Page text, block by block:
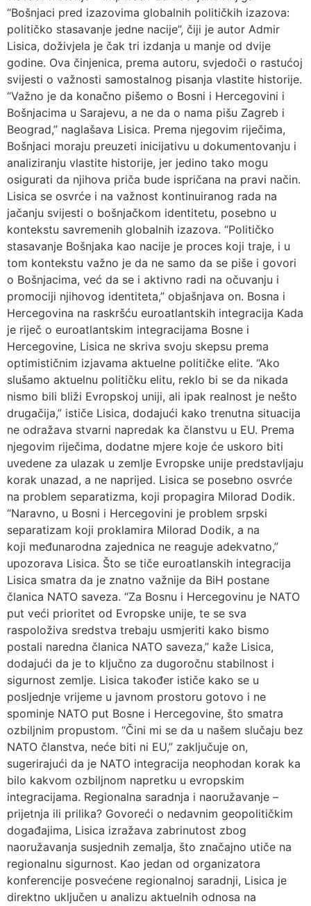
“Bošnjaci pred izazovima globalnih političkih izazova:
političko stasavanje jedne nacije”, čiji je autor Admir
Lisica, doživjela je čak tri izdanja u manje od dvije
godine. Ova činjenica, prema autoru, svjedoči o rastućoj
svijesti o važnosti samostalnog pisanja vlastite historije.
“Važno je da konačno pišemo o Bosni i Hercegovini i
Bošnjacima u Sarajevu, a ne da o nama pišu Zagreb i
Beograd,” naglašava Lisica. Prema njegovim riječima,
Bošnjaci moraju preuzeti inicijativu u dokumentovanju i
analiziranju vlastite historije, jer jedino tako mogu
osigurati da njihova priča bude ispričana na pravi način.
Lisica se osvrće i na važnost kontinuiranog rada na
jačanju svijesti o bošnjačkom identitetu, posebno u
kontekstu savremenih globalnih izazova. “Političko
stasavanje Bošnjaka kao nacije je proces koji traje, i u
tom kontekstu važno je da ne samo da se piše i govori
o Bošnjacima, već da se i aktivno radi na očuvanju i
promociji njihovog identiteta,” objašnjava on. Bosna i
Hercegovina na raskršću euroatlantskih integracija Kada
je riječ o euroatlantskim integracijama Bosne i
Hercegovine, Lisica ne skriva svoju skepsu prema
optimističnim izjavama aktuelne političke elite. “Ako
slušamo aktuelnu političku elitu, reklo bi se da nikada
nismo bili bliži Evropskoj uniji, ali ipak realnost je nešto
drugačija,” ističe Lisica, dodajući kako trenutna situacija
ne odražava stvarni napredak ka članstvu u EU. Prema
njegovim riječima, dodatne mjere koje će uskoro biti
uvedene za ulazak u zemlje Evropske unije predstavljaju
korak unazad, a ne naprijed. Lisica se posebno osvrće
na problem separatizma, koji propagira Milorad Dodik.
“Naravno, u Bosni i Hercegovini je problem srpski
separatizam koji proklamira Milorad Dodik, a na
koji međunarodna zajednica ne reaguje adekvatno,”
upozorava Lisica. Što se tiče euroatlanskih integracija
Lisica smatra da je znatno važnije da BiH postane
članica NATO saveza. “Za Bosnu i Hercegovinu je NATO
put veći prioritet od Evropske unije, te se sva
raspoloživa sredstva trebaju usmjeriti kako bismo
postali naredna članica NATO saveza,” kaže Lisica,
dodajući da je to ključno za dugoročnu stabilnost i
sigurnost zemlje. Lisica također ističe kako se u
posljednje vrijeme u javnom prostoru gotovo i ne
spominje NATO put Bosne i Hercegovine, što smatra
ozbiljnim propustom. “Čini mi se da u našem slučaju bez
NATO članstva, neće biti ni EU,” zaključuje on,
sugerirajući da je NATO integracija neophodan korak ka
bilo kakvom ozbiljnom napretku u evropskim
integracijama. Regionalna saradnja i naoružavanje –
prijetnja ili prilika? Govoreći o nedavnim geopolitičkim
događajima, Lisica izražava zabrinutost zbog
naoružavanja susjednih zemalja, što značajno utiče na
regionalnu sigurnost. Kao jedan od organizatora
konferencije posvećene regionalnoj saradnji, Lisica je
direktno uključen u analizu aktuelnih odnosa na